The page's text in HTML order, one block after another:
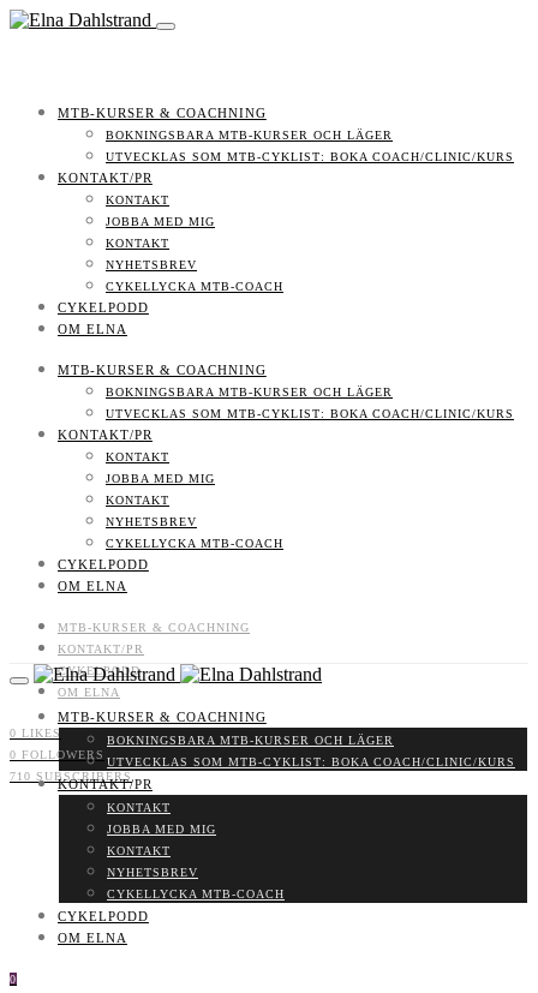
MTB-KURSER & COACHNING
BOKNINGSBARA MTB-KURSER OCH LÄGER
UTVECKLAS SOM MTB-CYKLIST: BOKA COACH/CLINIC/KURS
KONTAKT/PR
KONTAKT
JOBBA MED MIG
KONTAKT
NYHETSBREV
CYKELLYCKA MTB-COACH
CYKELPODD
OM ELNA
MTB-KURSER & COACHNING
BOKNINGSBARA MTB-KURSER OCH LÄGER
UTVECKLAS SOM MTB-CYKLIST: BOKA COACH/CLINIC/KURS
KONTAKT/PR
KONTAKT
JOBBA MED MIG
KONTAKT
NYHETSBREV
CYKELLYCKA MTB-COACH
CYKELPODD
OM ELNA
MTB-KURSER & COACHNING
KONTAKT/PR
CYKELPODD
OM ELNA
0 LIKES
0 FOLLOWERS
710 SUBSCRIBERS
MTB-KURSER & COACHNING
BOKNINGSBARA MTB-KURSER OCH LÄGER
UTVECKLAS SOM MTB-CYKLIST: BOKA COACH/CLINIC/KURS
KONTAKT/PR
KONTAKT
JOBBA MED MIG
KONTAKT
NYHETSBREV
CYKELLYCKA MTB-COACH
CYKELPODD
OM ELNA
0